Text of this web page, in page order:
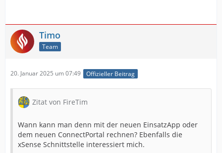
Timo
Team
20. Januar 2025 um 07:49 Offizieller Beitrag
Zitat von FireTim
Wann kann man denn mit der neuen EinsatzApp oder
dem neuen ConnectPortal rechnen? Ebenfalls die
xSense Schnittstelle interessiert mich.